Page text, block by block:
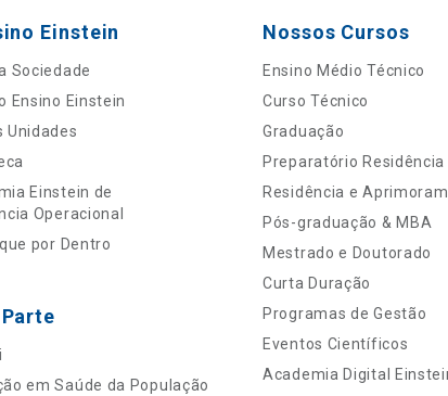
Einstein
Sociedade
Ensino Einstein
Unidades
Einstein de
Operacional
por Dentro
em Saúde da População
Nossos Cursos
Ensino Médio Técnico
Curso Técnico
Graduação
Preparatório Residência
Residência e
Pós-graduação & MBA
Mestrado e Doutorado
Curta Duração
Programas de Gestão
Eventos Científicos
Academia Digital